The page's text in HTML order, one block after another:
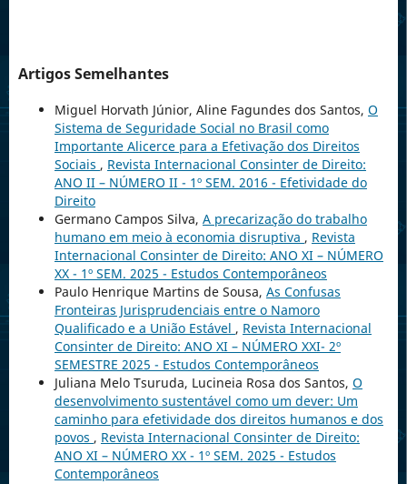
Artigos Semelhantes
Miguel Horvath Júnior, Aline Fagundes dos Santos, O
Sistema de Seguridade Social no Brasil como
Importante Alicerce para a Efetivação dos Direitos
Sociais , Revista Internacional Consinter de Direito:
ANO II – NÚMERO II - 1º SEM. 2016 - Efetividade do
Direito
Germano Campos Silva, A precarização do trabalho
humano em meio à economia disruptiva , Revista
Internacional Consinter de Direito: ANO XI – NÚMERO
XX - 1º SEM. 2025 - Estudos Contemporâneos
Paulo Henrique Martins de Sousa, As Confusas
Fronteiras Jurisprudenciais entre o Namoro
Qualificado e a União Estável , Revista Internacional
Consinter de Direito: ANO XI – NÚMERO XXI- 2º
SEMESTRE 2025 - Estudos Contemporâneos
Juliana Melo Tsuruda, Lucineia Rosa dos Santos, O
desenvolvimento sustentável como um dever: Um
caminho para efetividade dos direitos humanos e dos
povos , Revista Internacional Consinter de Direito:
ANO XI – NÚMERO XX - 1º SEM. 2025 - Estudos
Contemporâneos